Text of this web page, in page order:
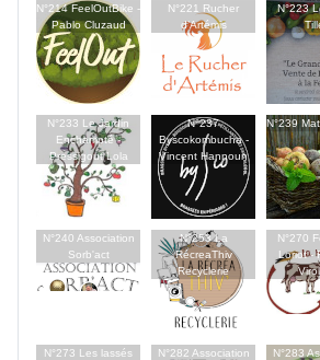
N°214 FeelOutBike -
Pablo Cluzaud
N°221 Rucher
d’Artémis
N°223
N°233 Le Jardin
Enchampté -
Pressigout Lola
N°237
Byscokombucha -
Vincent Hannoun
N°239
N°240 Association
Sorb'act
N°253 La
RécreaThiv
Recyclerie
N°270
Loriot -
N°273 Les lassés
N°282 Association
N°283